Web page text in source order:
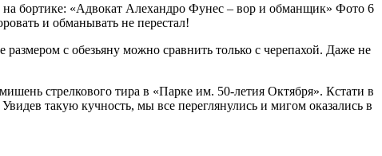
бортике: «Адвокат Алехандро Фунес – вор и обманщик» Фото 6
и обманывать не перестал!
с обезьяну можно сравнить только с черепахой. Даже не
стрелкового тира в «Парке им. 50-летия Октября». Кстати в
такую кучность, мы все переглянулись и мигом оказались в